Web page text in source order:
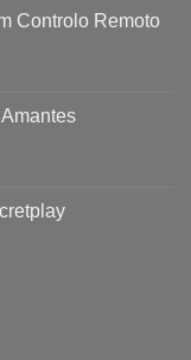
Controlo Remoto